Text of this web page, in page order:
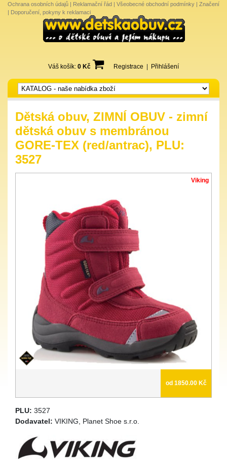
Ochrana osobních údajů | Reklamační řád | Všeobecné obchodní podmínky | Značení
| Doporučení, pokyny k reklamaci
Váš košík: 0 Kč Registrace Přihlášení
Dětská obuv, ZIMNÍ OBUV - zimní
dětská obuv s membránou
GORE-TEX (red/antrac), PLU:
3527
Viking
od 1850.00 Kč
PLU: 3527
Dodavatel: VIKING, Planet Shoe s.r.o.